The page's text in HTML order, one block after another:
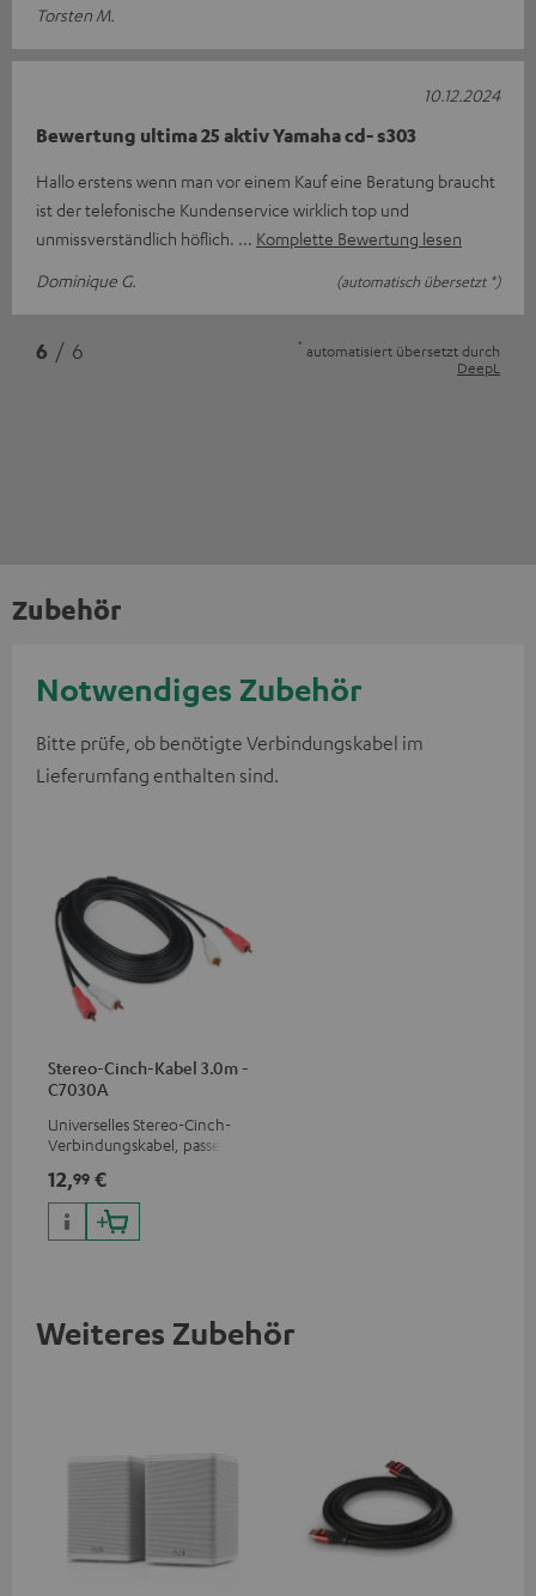
Torsten M.
Bewertung ultima 25 aktiv Yamaha cd- s303
Hallo erstens wenn man vor einem Kauf eine Beratung braucht
ist der telefonische Kundenservice wirklich top und
unmissverständlich höflich.
Komplette Bewertung lesen
Dominique G.
(automatisch übersetzt *)
10.12.2024
6 / 6 * automatisiert übersetzt durch
DeepL
Zubehör
Notwendiges Zubehör
Bitte prüfe, ob benötigte Verbindungskabel im
Lieferumfang enthalten sind.
Stereo-Cinch-Kabel 3.0m -
C7030A
Universelles Stereo-Cinch-
Verbindungskabel, passend
Buchsen
12,99 €
Weiteres Zubehör